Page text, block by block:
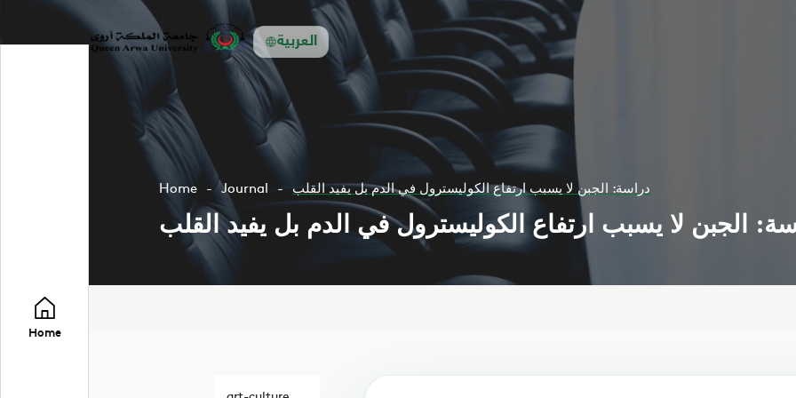
العربية
Home
Home Journal دراسة: الجبن لا يسبب ارتفاع الكوليسترول في الدم بل يفيد القلب
الجبن لا يسبب ارتفاع الكوليسترول في الدم بل يفيد القلب